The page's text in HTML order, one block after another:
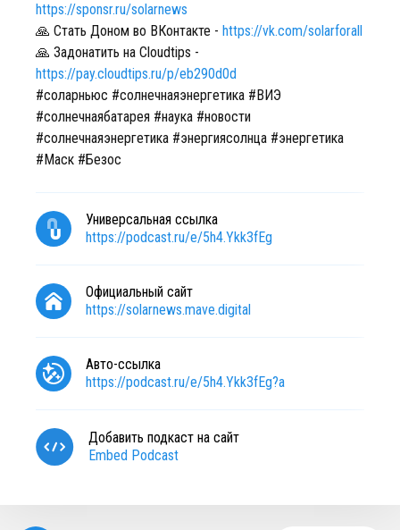
https://sponsr.ru/solarnews
🙏 Стать Доном во ВКонтакте - https://vk.com/solarforall
🙏 Задонатить на Cloudtips -
https://pay.cloudtips.ru/p/eb290d0d
#соларньюс #солнечнаяэнергетика #ВИЭ
#солнечнаябатарея #наука #новости
#солнечнаяэнергетика #энергиясолнца #энергетика
#Маск #Безос
Универсальная ссылка
https://podcast.ru/e/5h4.Ykk3fEg
Официальный сайт
https://solarnews.mave.digital
Авто-ссылка
https://podcast.ru/e/5h4.Ykk3fEg?a
Добавить подкаст на сайт
Embed Podcast